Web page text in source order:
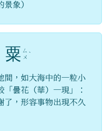
象）
粟 ㄙ
ㄨ ˋ
間，如大海中的一粒小
曇花（華）一現」：
了，形容事物出現不久